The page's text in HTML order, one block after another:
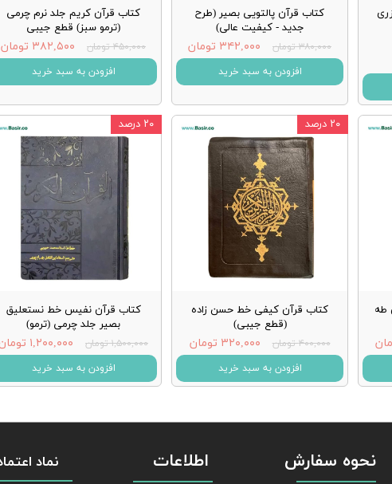
کتاب قرآن پالتویی بصیر (طرح
جدید - کیفیت عالی)
۳۸۰,۰۰۰ تومان ۳۴۲,۰۰۰ تومان
افزودن به سبد خرید
کتاب قرآن کریم جلد نرم چرمی
(ترمو سبز) قطع جیبی
۴۵۰,۰۰۰ تومان ۳۸۲,۵۰۰ تومان
افزودن به سبد خرید
طه
کتاب قرآن کیفی خط حسن زاده
(قطع جیبی)
۴۰۰,۰۰۰ تومان ۳۲۰,۰۰۰ تومان
افزودن به سبد خرید
۲۰ درصد
کتاب قرآن نفیس خط نستعلیق
بصیر جلد چرمی (ترمو)
۱,۵۰۰,۰۰۰ تومان ۱,۲۰۰,۰۰۰ تومان
افزودن به سبد خرید
۲۰ درصد
نحوه سفارش نماد اطلاعات